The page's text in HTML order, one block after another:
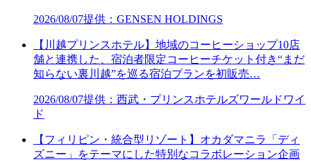
2026/08/07提供：GENSEN HOLDINGS
【川越プリンスホテル】地域のコーヒーショップ10店
舗と連携した、宿泊者限定コーヒーチケット付き“まだ
知らない裏川越”を巡る宿泊プランを初販売…
2026/08/07提供：西武・プリンスホテルズワールドワイ
ド
【フィリピン・統合型リゾート】オカダマニラ「ディ
ズニー」をテーマにした特別なコラボレーション企画